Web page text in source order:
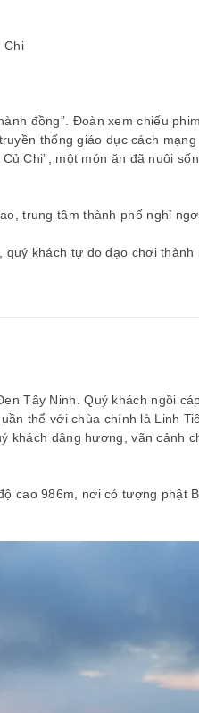
Chi
đồng”. Đoàn xem chiếu
thống giáo dục cách mạng
Chi”, một món ăn đã nuôi
trung tâm thành phố nghỉ
khách tự do dạo chơi thành
Tây Ninh. Quý khách ngồi
thể với chùa chính là Linh
khách dâng hương, vãn cảnh
cao 986m, nơi có tượng phật
Ms. Nguyễn Hải Yến – Du